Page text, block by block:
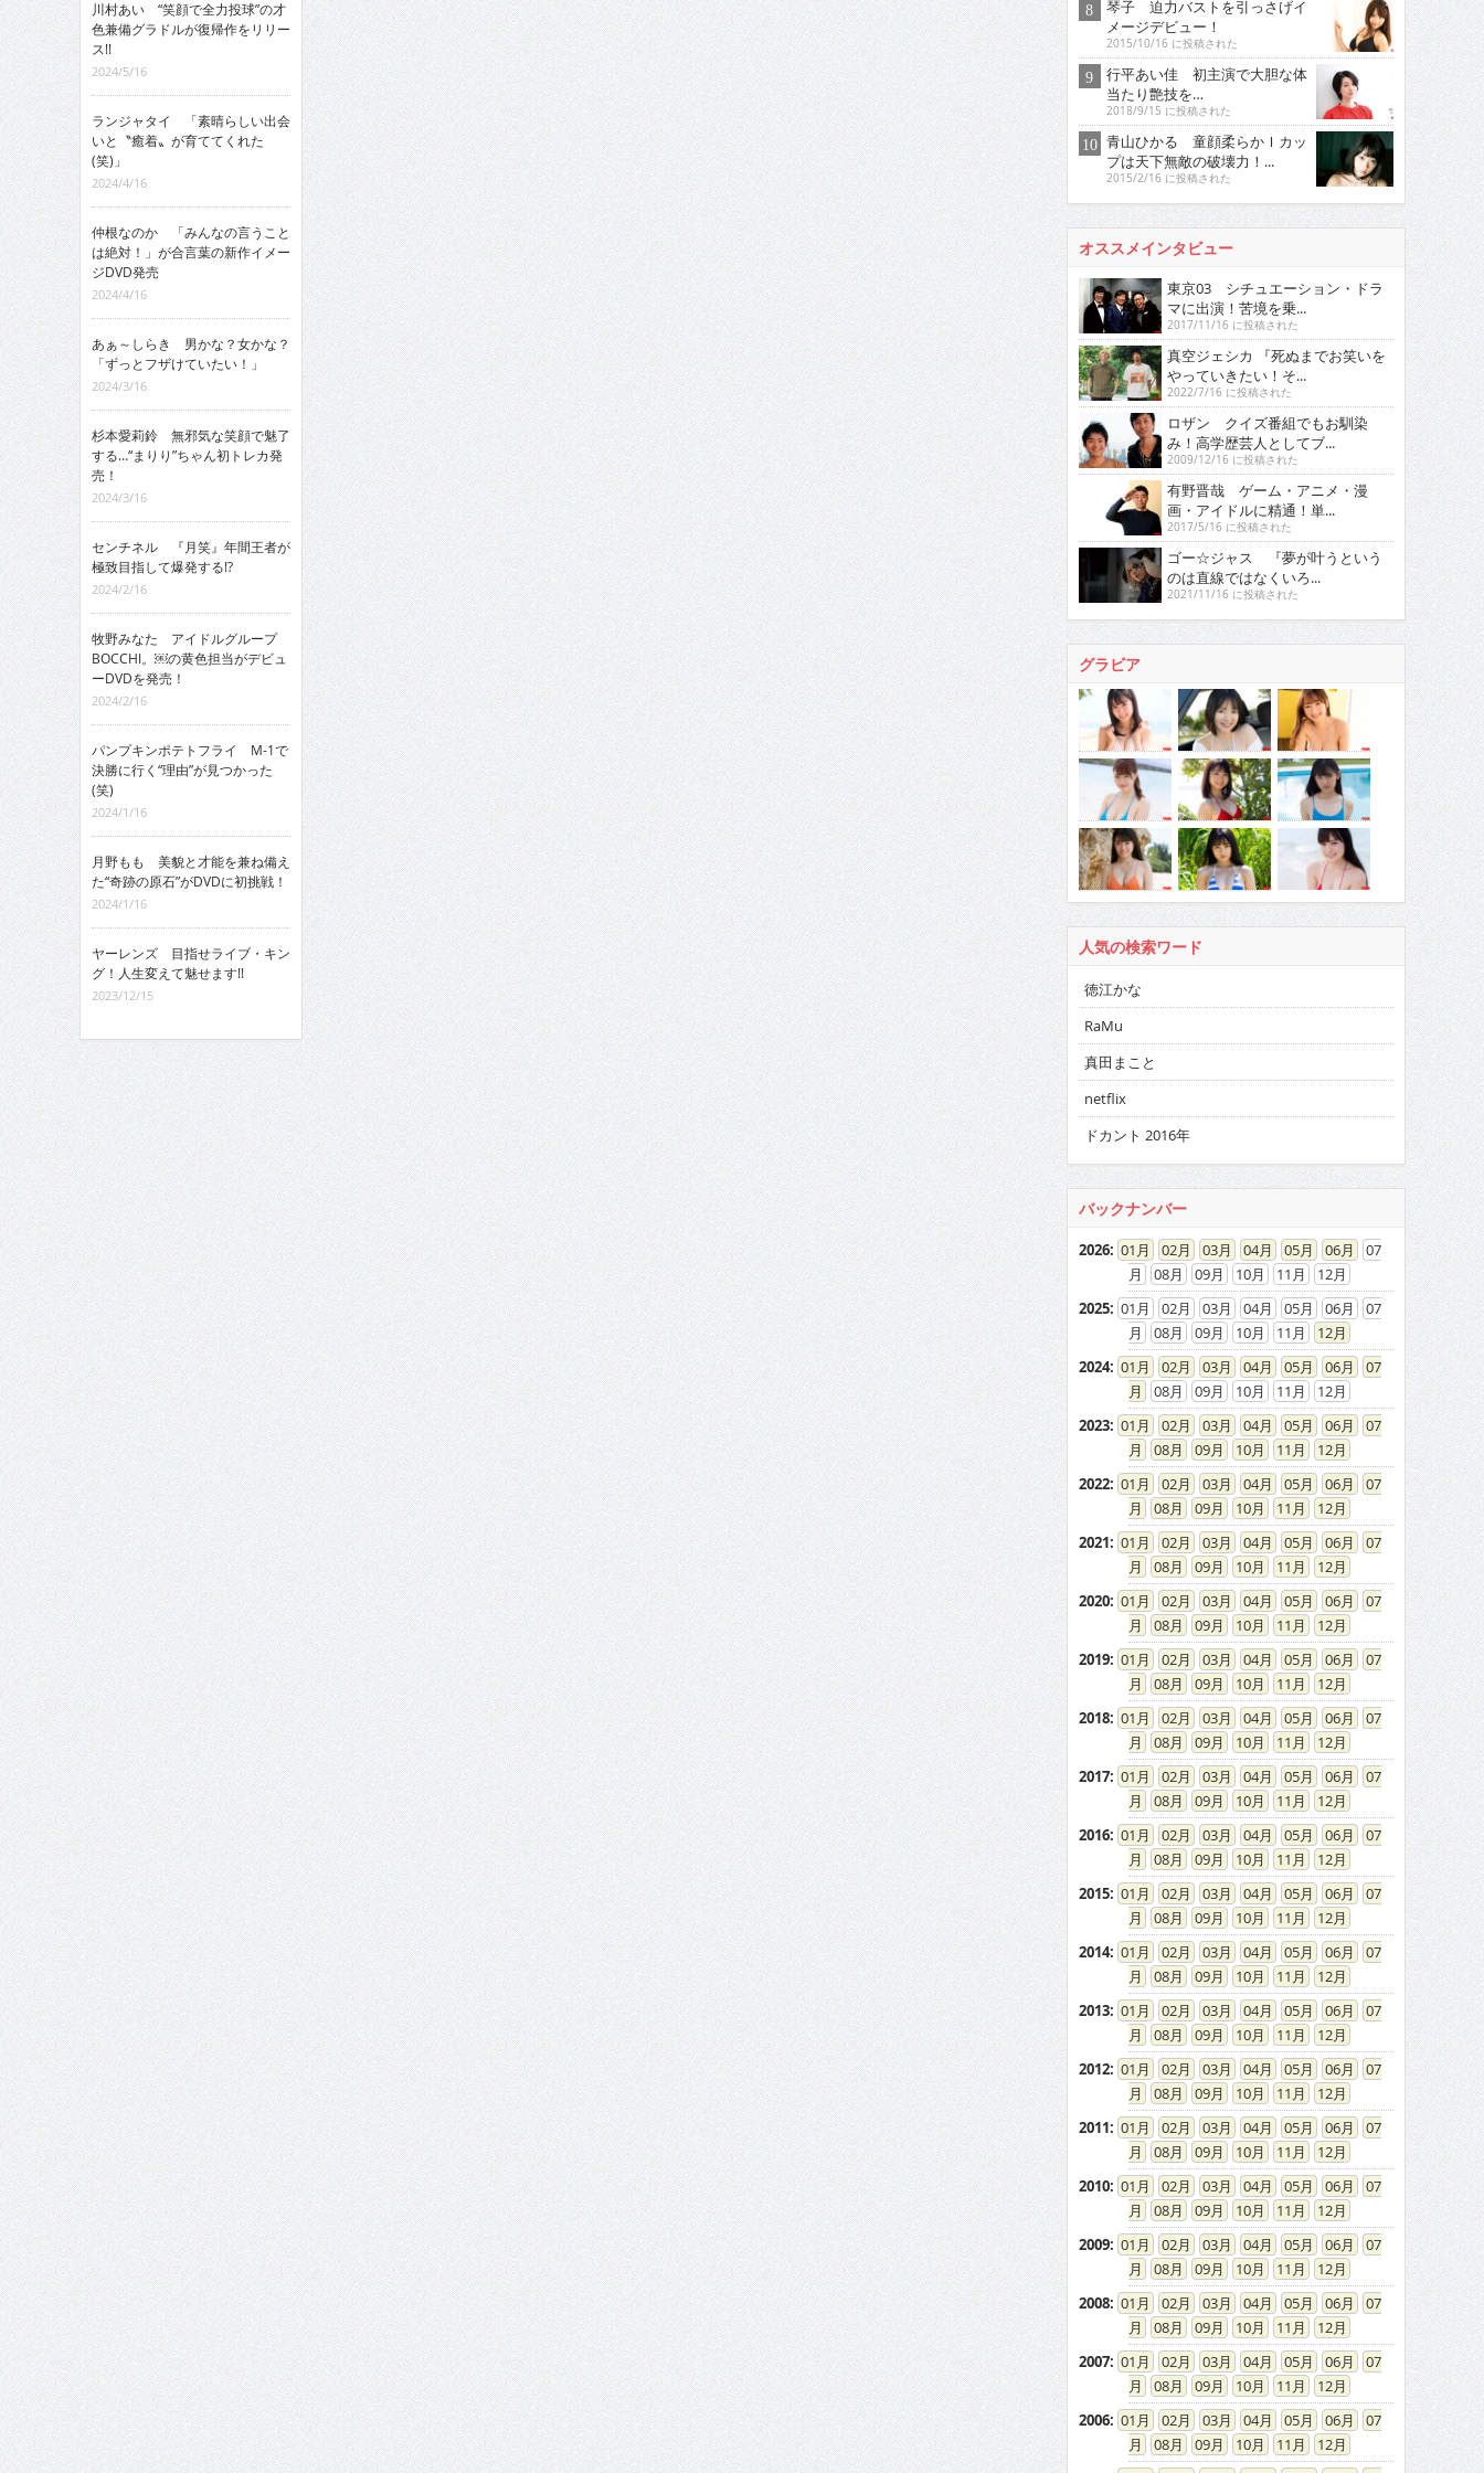
川村あい “笑顔で全力投球”の才
色兼備グラドルが復帰作をリリー
ス!!
2024/5/16
ランジャタイ 「素晴らしい出会
いと〝癒着〟が育ててくれた
(笑)」
2024/4/16
仲根なのか 「みんなの言うこと
は絶対！」が合言葉の新作イメー
ジDVD発売
2024/4/16
あぁ～しらき 男かな？女かな？
「ずっとフザけていたい！」
2024/3/16
杉本愛莉鈴 無邪気な笑顔で魅了
する…“まりり”ちゃん初トレカ発
売！
2024/3/16
センチネル 『月笑』年間王者が
極致目指して爆発する!?
2024/2/16
牧野みなた アイドルグループ
BOCCHI。￼の黄色担当がデビュ
ーDVDを発売！
2024/2/16
パンプキンポテトフライ M-1で
決勝に行く“理由”が見つかった
(笑)
2024/1/16
月野もも 美貌と才能を兼ね備え
た“奇跡の原石”がDVDに初挑戦！
2024/1/16
ヤーレンズ 目指せライブ・キン
グ！人生変えて魅せます!!
2023/12/15
琴子 迫力バストを引っさげイ
メージデビュー！
2015/10/16 に投稿された
行平あい佳 初主演で大胆な体
当たり艶技を…
2018/9/15 に投稿された
青山ひかる 童顔柔らかＩカッ
プは天下無敵の破壊力！...
2015/2/16 に投稿された
オススメインタビュー
東京03 シチュエーション・ドラ
マに出演！苦境を乗...
2017/11/16 に投稿された
真空ジェシカ 『死ぬまでお笑いを
やっていきたい！そ...
2022/7/16 に投稿された
ロザン クイズ番組でもお馴染
み！高学歴芸人としてブ...
2009/12/16 に投稿された
有野晋哉 ゲーム・アニメ・漫
画・アイドルに精通！単...
2017/5/16 に投稿された
ゴー☆ジャス 『夢が叶うという
のは直線ではなくいろ...
2021/11/16 に投稿された
グラビア
人気の検索ワード
徳江かな
RaMu
真田まこと
netflix
ドカント 2016年
バックナンバー
2026: 01 02 03 04 05 06
07
08
09 10 11
12
2025: 01 02 03 04 05 06
07
08
09 10 11
12
2024: 01 02 03 04 05 06
07
08
09 10 11
12
2023: 01 02 03 04 05 06
07
08
09 10 11
12
2022: 01 02 03 04 05 06
07
08
09 10 11
12
2021: 01 02 03 04 05 06
07
08
09 10 11
12
2020: 01 02 03 04 05 06
07
08
09 10 11
12
2019: 01 02 03 04 05 06
07
08
09 10 11
12
2018: 01 02 03 04 05 06
07
08
09 10 11
12
2017: 01 02 03 04 05 06
07
08
09 10 11
12
2016: 01 02 03 04 05 06
07
08
09 10 11
12
2015: 01 02 03 04 05 06
07
08
09 10 11
12
2014: 01 02 03 04 05 06
07
08
09 10 11
12
2013: 01 02 03 04 05 06
07
08
09 10 11
12
2012: 01 02 03 04 05 06
07
08
09 10 11
12
2011: 01 02 03 04 05 06
07
08
09 10 11
12
2010: 01 02 03 04 05 06
07
08
09 10 11
12
2009: 01 02 03 04 05 06
07
08
09 10 11
12
2008: 01 02 03 04 05 06
07
08
09 10 11
12
2007: 01 02 03 04 05 06
07
08
09 10 11
12
2006: 01 02 03 04 05 06
07
08
09 10 11
12